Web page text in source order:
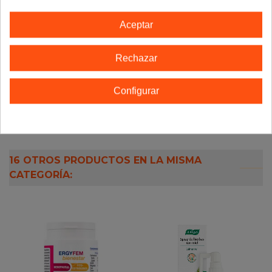
16 OTROS PRODUCTOS EN LA MISMA
CATEGORÍA:
Aceptar
Rechazar
Configurar